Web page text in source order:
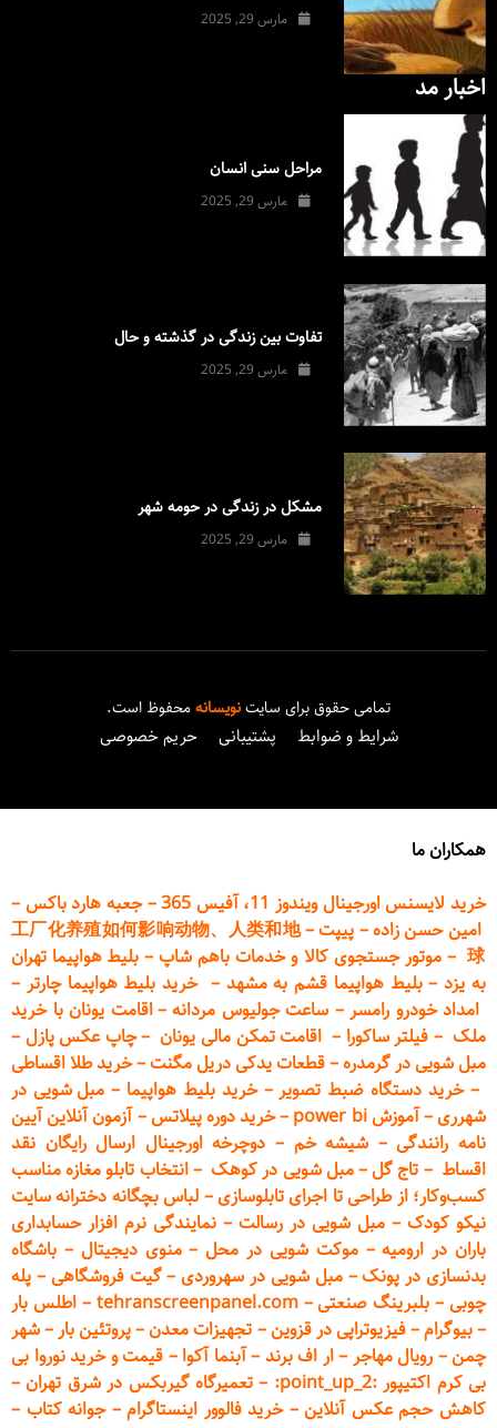
مارس 29, 2025
اخبار مد
مراحل سنی انسان
مارس 29, 2025
تفاوت بین زندگی در گذشته و حال
مارس 29, 2025
مشکل در زندگی در حومه شهر
مارس 29, 2025
تمامی حقوق برای سایتنویسانهمحفوظ است.
شرایط و ضوابط پشتیبانی حریم خصوصی
همکاران ما
خرید لایسنس اورجینال ویندوز 11، آفیس 365
–جعبه هارد باکس –
امین حسن زاده– پیپت–
工厂化养殖如何影响动物、人类和地
球
– موتور جستجوی کالا و خدمات باهم شاپ– بلیط هواپیما تهران
به یزد–بلیط هواپیما قشم به مشهد –خرید بلیط هواپیما چارتر –
امداد خودرو رامسر– ساعت جولیوس مردانه–اقامت یونان با خرید
ملک – فیلتر ساکورا – اقامت تمکن مالی یونان –چاپ عکس پازل –
مبل شویی در گرمدره–قطعاتیدکی دریل مگنت–خرید طلا اقساطی
–خرید دستگاه ضبط تصویر–خرید بلیط هواپیما –مبل شویی در
شهرری–آموزش power bi –خرید دورهپیلاتس–آزمون آنلاین آیین
نامه رانندگی– شیشه خم – دوچرخه اورجینال ارسال رایگان نقد
اقساط – تاج گل–مبل شویی در کوهک–انتخاب تابلو مغازه مناسب
کسب‌وکار؛ از طراحی تا اجرای تابلوسازی– لباس بچگانه دخترانه سایت
نیکو کودک – مبل شویی در رسالت – نمایندگی نرم افزار حسابداری
باران در ارومیه–موکت شویی در محل–منوی دیجیتال – باشگاه
بدنسازی در پونک–مبل شویی در سهروردی–گیت فروشگاهی – پله
چوبی – بلبرینگ صنعتی–
tehranscreenpanel.com
–اطلس بار
–بیوگرام–فیزیوتراپی در قزوین– تجهیزات معدن–پروتئین بار–شهر
چمن– رویال مهاجر –ار اف برند –آبنما آکوا – قیمت و خرید نوروا بی
بی کرم اکتیپور :point_up_2:
– تعمیرگاه گیربکس در شرق تهران–
کاهش حجم عکس آنلاین–خرید فالوور اینستاگرام–جوانه کتاب –